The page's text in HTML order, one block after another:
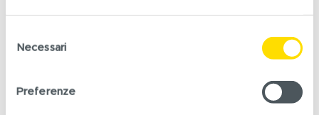
delNecessari
Preferenze
cibi confezionati con sale aggiunto;
di sali minerali
assumendo ogni giorno 5